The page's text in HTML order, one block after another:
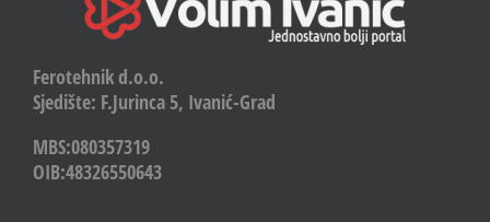
Ferotehnik d.o.o.
Sjedište: F.Jurinca 5, Ivanić-Grad
MBS:080357319
OIB:48326550643